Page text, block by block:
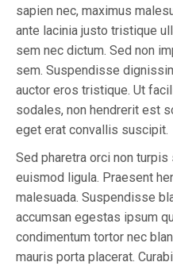
sapien nec, maximus
ante lacinia justo tristique
sem nec dictum. Sed non
sem. Suspendisse
auctor eros tristique. Ut
sodales, non hendrerit est
eget erat convallis suscipit.
Sed pharetra orci non
euismod ligula. Praesent
malesuada. Suspendisse
accumsan egestas ipsum
condimentum tortor nec
mauris porta placerat.